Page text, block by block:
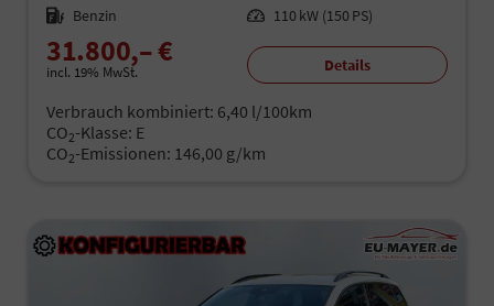
Kraftstoff Benzin Leistung 110 kW (150 PS)
31.800,– €
incl. 19% MwSt. Details
Verbrauch kombiniert: 6,40 l/100km
CO2-Klasse: E
CO2-Emissionen: 146,00 g/km